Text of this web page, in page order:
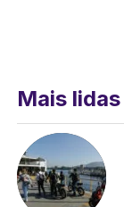
Mais lidas